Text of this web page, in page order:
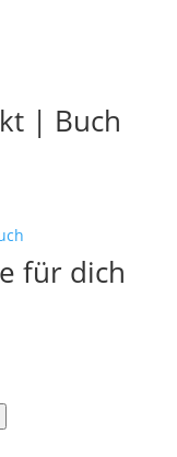
| Buch
für dich